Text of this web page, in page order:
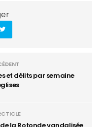
et délits par semaine
la Rotonde vandalisée